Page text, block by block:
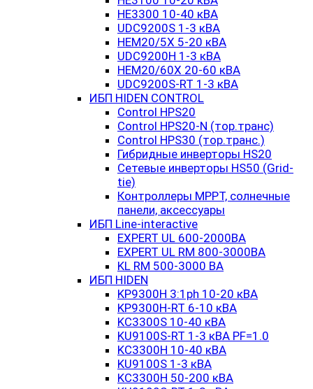
HE3300 10-40 кВА
UDC9200S 1-3 кВА
HEM20/5X 5-20 кВА
UDC9200H 1-3 кВА
HEM20/60X 20-60 кВА
UDC9200S-RT 1-3 кВА
ИБП HIDEN CONTROL
Control HPS20
Control HPS20-N (тор.транс)
Control HPS30 (тор.транс.)
Гибридные инверторы HS20
Сетевые инверторы HS50 (Grid-
tie)
Контроллеры MPPT, солнечные
панели, аксессуары
ИБП Line-interactive
EXPERT UL 600-2000ВА
EXPERT UL RM 800-3000ВА
KL RM 500-3000 ВА
ИБП HIDEN
KP9300H 3:1ph 10-20 кВА
KP9300H-RT 6-10 кВА
KC3300S 10-40 кВА
KU9100S-RT 1-3 кВА PF=1.0
KC3300H 10-40 кВА
KU9100S 1-3 кВА
KC3300H 50-200 кВА